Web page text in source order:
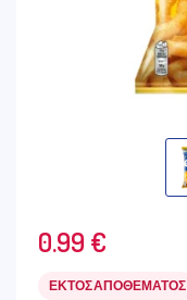
0.99 €
ΕΚΤΌΣ ΑΠΟΘΈΜΑΤΟΣ